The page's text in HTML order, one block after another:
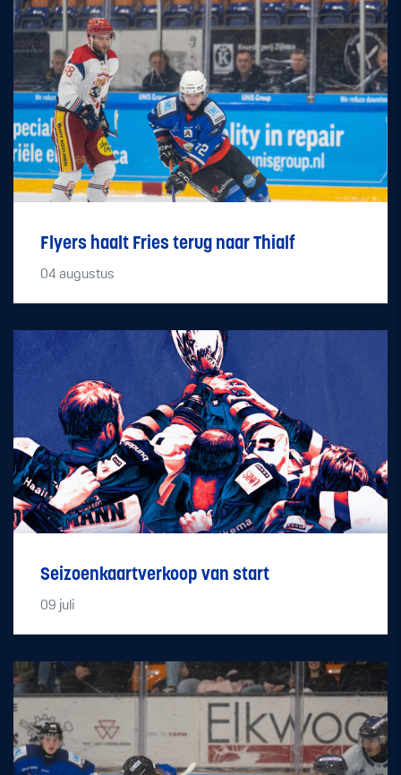
Flyers haalt Fries terug naar Thialf
04 augustus
Seizoenkaartverkoop van start
09 juli